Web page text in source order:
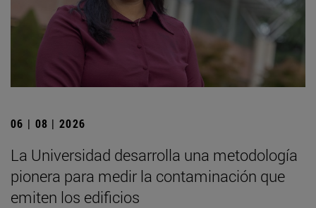
06 | 08 | 2026
La Universidad desarrolla una metodología
pionera para medir la contaminación que
emiten los edificios